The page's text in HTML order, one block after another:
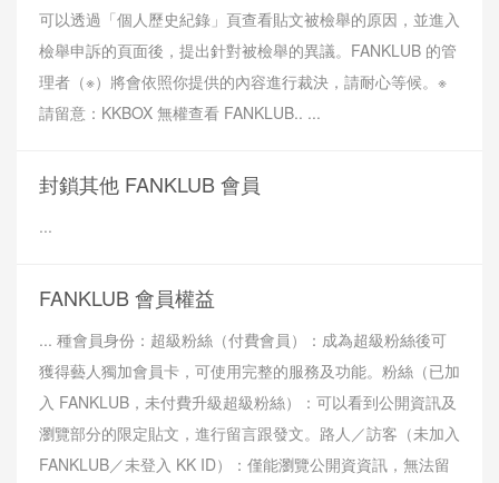
可以透過「個人歷史紀錄」頁查看貼文被檢舉的原因，並進入
檢舉申訴的頁面後，提出針對被檢舉的異議。FANKLUB 的管
理者（※）將會依照你提供的內容進行裁決，請耐心等候。※
請留意：KKBOX 無權查看 FANKLUB.. ...
封鎖其他 FANKLUB 會員
...
FANKLUB 會員權益
... 種會員身份：超級粉絲（付費會員）：成為超級粉絲後可
獲得藝人獨加會員卡，可使用完整的服務及功能。粉絲（已加
入 FANKLUB，未付費升級超級粉絲）：可以看到公開資訊及
瀏覽部分的限定貼文，進行留言跟發文。路人／訪客（未加入
FANKLUB／未登入 KK ID）：僅能瀏覽公開資資訊，無法留